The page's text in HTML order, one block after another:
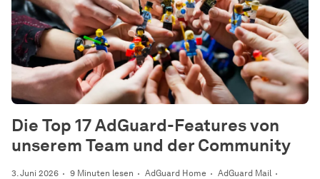
3. Juni 2026 9 Minuten lesen AdGuard Home
AdGuard Mail
Die Top 17 AdGuard-Features von
unserem Team und der Community